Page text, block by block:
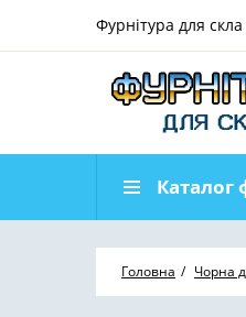
Фурнітура для скла
Каталог
Головна Чорна